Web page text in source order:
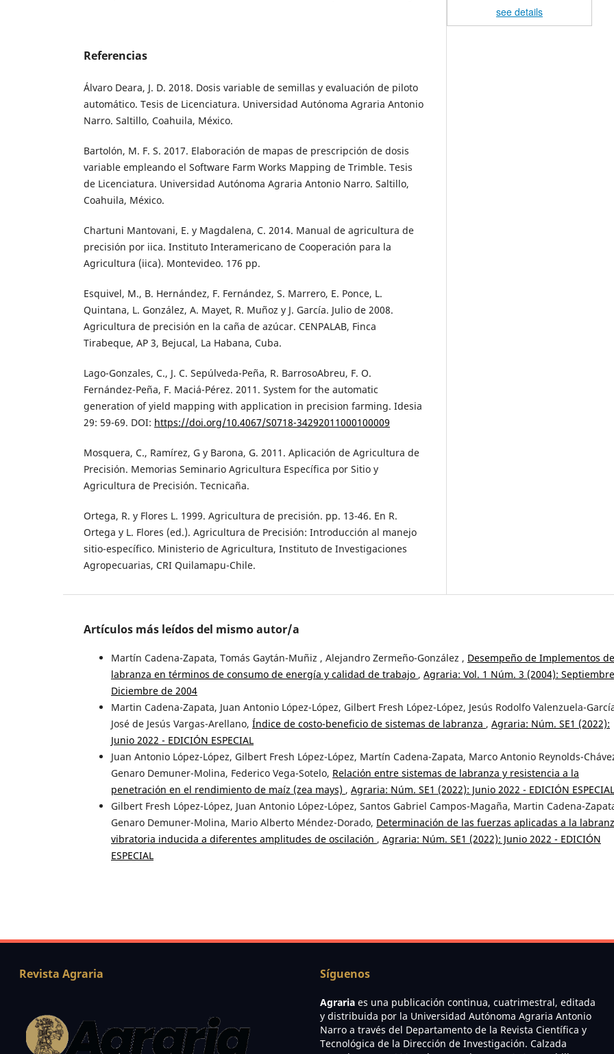
Referencias
Álvaro Deara, J. D. 2018. Dosis variable de semillas y evaluación de piloto
automático. Tesis de Licenciatura. Universidad Autónoma Agraria Antonio
Narro. Saltillo, Coahuila, México.
Bartolón, M. F. S. 2017. Elaboración de mapas de prescripción de dosis
variable empleando el Software Farm Works Mapping de Trimble. Tesis
de Licenciatura. Universidad Autónoma Agraria Antonio Narro. Saltillo,
Coahuila, México.
Chartuni Mantovani, E. y Magdalena, C. 2014. Manual de agricultura de
precisión por iica. Instituto Interamericano de Cooperación para la
Agricultura (iica). Montevideo. 176 pp.
Esquivel, M., B. Hernández, F. Fernández, S. Marrero, E. Ponce, L.
Quintana, L. González, A. Mayet, R. Muñoz y J. García. Julio de 2008.
Agricultura de precisión en la caña de azúcar. CENPALAB, Finca
Tirabeque, AP 3, Bejucal, La Habana, Cuba.
Lago-Gonzales, C., J. C. Sepúlveda-Peña, R. BarrosoAbreu, F. O.
Fernández-Peña, F. Maciá-Pérez. 2011. System for the automatic
generation of yield mapping with application in precision farming. Idesia
29: 59-69. DOI: https://doi.org/10.4067/S0718-34292011000100009
Mosquera, C., Ramírez, G y Barona, G. 2011. Aplicación de Agricultura de
Precisión. Memorias Seminario Agricultura Específica por Sitio y
Agricultura de Precisión. Tecnicaña.
Ortega, R. y Flores L. 1999. Agricultura de precisión. pp. 13-46. En R.
Ortega y L. Flores (ed.). Agricultura de Precisión: Introducción al manejo
sitio-específico. Ministerio de Agricultura, Instituto de Investigaciones
Agropecuarias, CRI Quilamapu-Chile.
see details
Artículos más leídos del mismo autor/a
Martín Cadena-Zapata, Tomás Gaytán-Muñiz , Alejandro Zermeño-González , Desempeño de Implementos de
labranza en términos de consumo de energía y calidad de trabajo , Agraria: Vol. 1 Núm. 3 (2004):
Diciembre de 2004
Martin Cadena-Zapata, Juan Antonio López-López, Gilbert Fresh López-López, Jesús Rodolfo Valenzuela-
José de Jesús Vargas-Arellano, Índice de costo-beneficio de sistemas de labranza , Agraria: Núm. SE1 (2022):
Junio 2022 - EDICIÓN ESPECIAL
Juan Antonio López-López, Gilbert Fresh López-López, Martín Cadena-Zapata, Marco Antonio Reynolds-
Genaro Demuner-Molina, Federico Vega-Sotelo, Relación entre sistemas de labranza y resistencia a la
penetración en el rendimiento de maíz (zea mays) , Agraria: Núm. SE1 (2022): Junio 2022 - EDICIÓN ESPECIAL
Gilbert Fresh López-López, Juan Antonio López-López, Santos Gabriel Campos-Magaña, Martin Cadena-
Genaro Demuner-Molina, Mario Alberto Méndez-Dorado, Determinación de las fuerzas aplicadas a la
vibratoria inducida a diferentes amplitudes de oscilación , Agraria: Núm. SE1 (2022): Junio 2022 - EDICIÓN
ESPECIAL
Revista Agraria Síguenos
Agrariaes una publicación continua, cuatrimestral, editada
y distribuida por la Universidad Autónoma Agraria Antonio
Narro a través del Departamento de la Revista Científica y
Tecnológica de la Dirección de Investigación. Calzada